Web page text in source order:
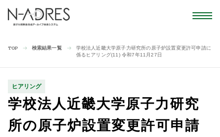
TOP 検索結果一覧
学校法人近畿大学原子力研究所の原子炉設置変更許可申請に
係るヒアリング(11) 令和7年11月27日
ヒアリング
学校法人近畿大学原子力研究
所の原子炉設置変更許可申請